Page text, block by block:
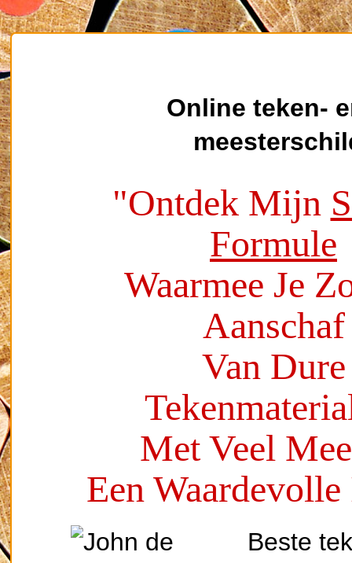
Online teken-
"Ontdek Mijn
Formule
Waarmee Je
Aanschaf
Van Dure
Met Veel
Een
Beste